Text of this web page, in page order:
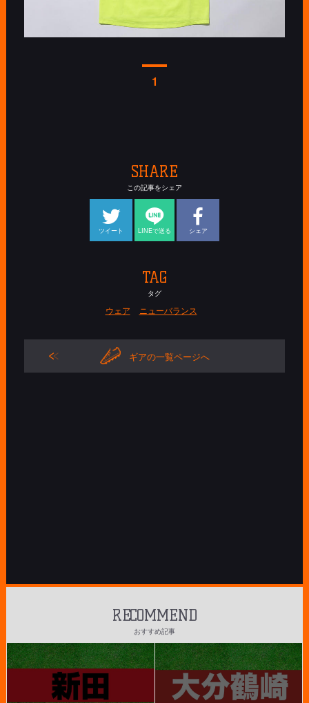
1
SHARE
この記事をシェア
ツイート LINEで送る シェア
TAG
タグ
ウェア ニューバランス
ギアの一覧ページへ
RECOMMEND
おすすめ記事